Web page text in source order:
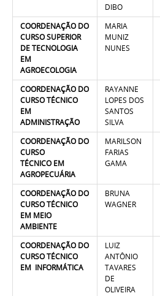
DIBO
COORDENAÇÃO DO
CURSO SUPERIOR
DE TECNOLOGIA
EM
AGROECOLOGIA
MARIA
MUNIZ
NUNES
COORDENAÇÃO DO
CURSO TÉCNICO
EM
ADMINISTRAÇÃO
RAYANNE
LOPES DOS
SANTOS
SILVA
COORDENAÇÃO DO
CURSO
TÉCNICO EM
AGROPECUÁRIA
MARILSON
FARIAS
GAMA
COORDENAÇÃO DO
CURSO TÉCNICO
EM MEIO
AMBIENTE
BRUNA
WAGNER
COORDENAÇÃO DO
CURSO TÉCNICO
EM INFORMÁTICA
LUIZ
ANTÔNIO
TAVARES
DE
OLIVEIRA